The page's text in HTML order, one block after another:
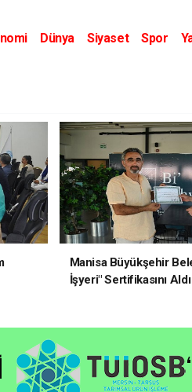
Dünya Siyaset Spor
Manisa Büyükşehir
İşyeri" Sertifikasını Aldı